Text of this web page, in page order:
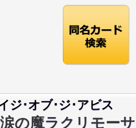
ジ･オブ･ジ･アビス
の魔ラクリモー